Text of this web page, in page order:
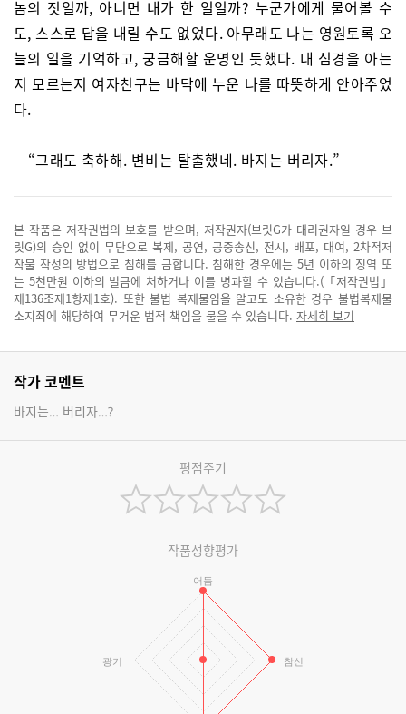
놈의 짓일까, 아니면 내가 한 일일까? 누군가에게 물어볼 수
도, 스스로 답을 내릴 수도 없었다. 아무래도 나는 영원토록 오
늘의 일을 기억하고, 궁금해할 운명인 듯했다. 내 심경을 아는
지 모르는지 여자친구는 바닥에 누운 나를 따뜻하게 안아주었
다.
“그래도 축하해. 변비는 탈출했네. 바지는 버리자.”
본 작품은 저작권법의 보호를 받으며, 저작권자(브릿G가 대리권자일 경우 브
릿G)의 승인 없이 무단으로 복제, 공연, 공중송신, 전시, 배포, 대여, 2차적저
작물 작성의 방법으로 침해를 금합니다. 침해한 경우에는 5년 이하의 징역 또
는 5천만원 이하의 벌금에 처하거나 이를 병과할 수 있습니다.(「저작권법」
제136조제1항제1호). 또한 불법 복제물임을 알고도 소유한 경우 불법복제물
소지죄에 해당하여 무거운 법적 책임을 물을 수 있습니다. 자세히 보기
작가 코멘트
바지는… 버리자…?
평점주기
작품성향평가
어둠
참신
광기